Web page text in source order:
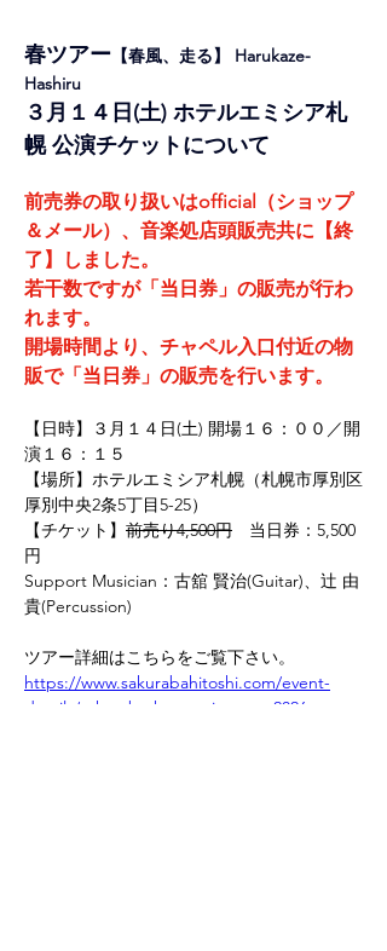
春ツアー 【春風、走る】 Harukaze-
Hashiru
３月１４日(土) ホテルエミシア札
幌 公演チケットについて
前売券の取り扱いはofficial（ショップ
＆メール）、音楽処店頭販売共に【終
了】しました。
若干数ですが「当日券」の販売が行わ
れます。
開場時間より、 チャペル入口付近の物
販で「当日券」の販売を行います。
【日時】３月１４日(土) 開場１６：００／開
演１６：１５
【場所】ホテルエミシア札幌（札幌市厚別区
厚別中央2条5丁目5-25）
【チケット】 前売り4,500円 当日券：5,500
円
Support Musician：古舘 賢治(Guitar)、辻 由
貴(Percussion)
ツアー詳細はこちらをご覧下さい。
https://www.sakurabahitoshi.com/event-
details/sakuraba-kazuspring-tour2026-